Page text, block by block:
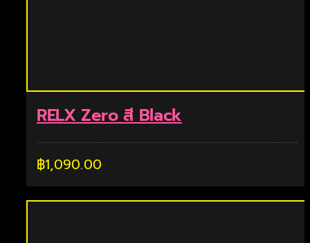
RELX Zero สี Black
฿1,090.00